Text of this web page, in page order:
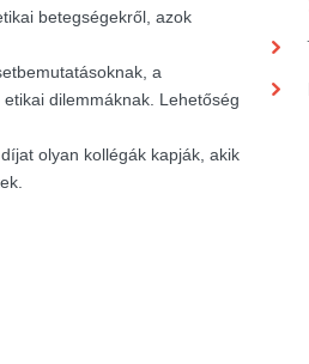
betegségekről, azok
a
dilemmáknak. Lehetőség
olyan kollégák kapják, akik